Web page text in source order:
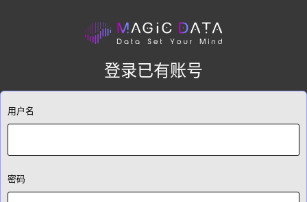
登录已有账号
用户名
密码